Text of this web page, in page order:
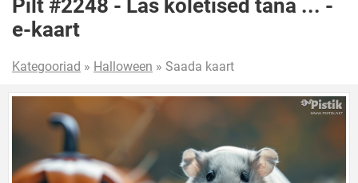
Pilt #2248 - Las koletised täna ... -
e-kaart
Kategooriad » Halloween » Saada kaart